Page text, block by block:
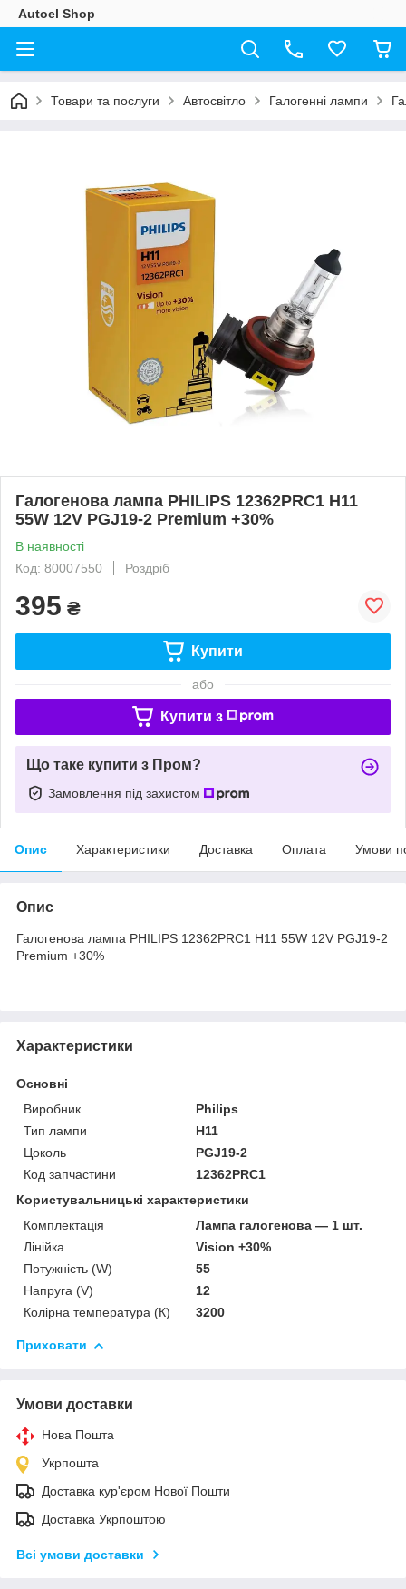
Autoel Shop
Товари та послуги Автосвітло Галогенні лампи
Галогенова лампа PHILIPS 12362PRC1 H11
55W 12V PGJ19-2 Premium +30%
В наявності
Код: 80007550
Роздріб
395 ₴
Купити
або
Купити з
Що таке купити з Пром?
Замовлення під захистом
Опис Характеристики Доставка Оплата Умови
Опис
Галогенова лампа PHILIPS 12362PRC1 H11 55W 12V PGJ19-2
Premium +30%
Характеристики
Основні
Виробник
Philips
Тип лампи
H11
Цоколь
PGJ19-2
Код запчастини
12362PRC1
Користувальницькі характеристики
Комплектація
Лампа галогенова — 1 шт.
Лінійка
Vision +30%
Потужність (W)
55
Напруга (V)
12
Колірна температура (К)
3200
Приховати
Умови доставки
Нова Пошта
Укрпошта
Доставка кур'єром Нової Пошти
Доставка Укрпоштою
Всі умови доставки